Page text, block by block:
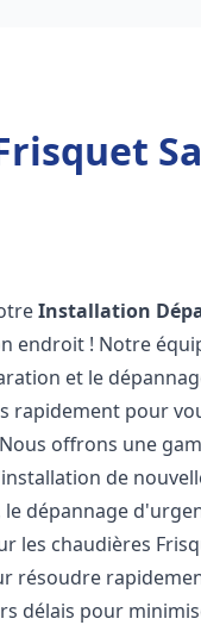
Installation
endroit ! Notre
et le
rapidement pour
offrons une
de
dépannage
les chaudières
résoudre
délais pour